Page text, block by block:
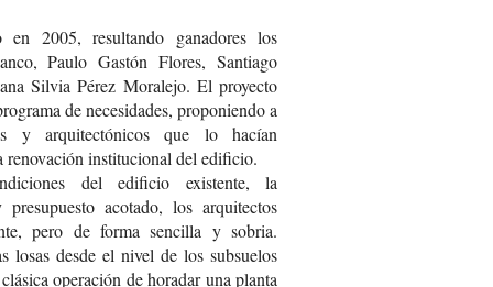
2005, resultando ganadores los
Paulo Gastón Flores, Santiago
Silvia Pérez Moralejo. El proyecto
de necesidades, proponiendo a
y arquitectónicos que lo hacían
renovación institucional del edificio.
del edificio existente, la
acotado, los arquitectos
pero de forma sencilla y sobria.
losas desde el nivel de los subsuelos
operación de horadar una planta